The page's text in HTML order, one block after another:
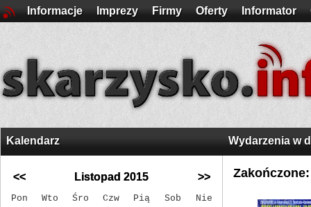
Informacje Imprezy Firmy Oferty Informator
Kalendarz
<< Listopad 2015 >>
Pon Wto Śro Czw Pią Sob Nie
Wydarzenia w
Zakończone: